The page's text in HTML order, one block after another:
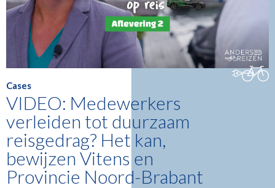
Cases
VIDEO: Medewerkers
verleiden tot duurzaam
reisgedrag? Het kan,
bewijzen Vitens en
Provincie Noord-Brabant